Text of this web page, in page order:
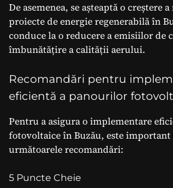
De asemenea, se așteaptă o creștere
proiecte de energie regenerabilă în
conduce la o reducere a emisiilor de
îmbunătățire a calității aerului.
Recomandări pentru
eficientă a panourilor
Pentru a asigura o implementare
fotovoltaice în Buzău, este important
următoarele recomandări:
5 Puncte Cheie